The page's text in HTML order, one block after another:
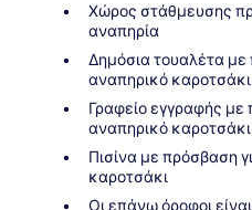
Χώρος στάθμευσης
αναπηρία
Δημόσια τουαλέτα
αναπηρικό καροτσάκι
Γραφείο εγγραφής
αναπηρικό καροτσάκι
Πισίνα με πρόσβαση
καροτσάκι
Οι επάνω όροφοι